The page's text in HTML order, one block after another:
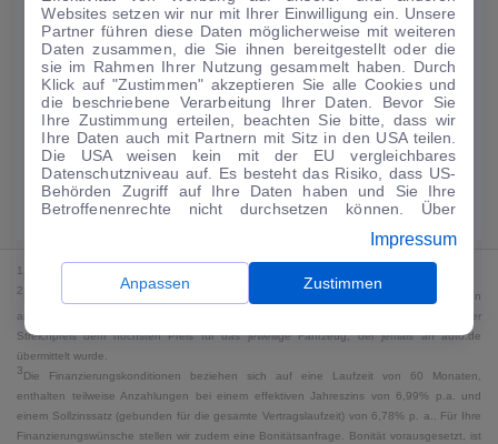
188€/mtl.
Guter Preis4
0 € Anzahlung ·60 Monate ·Finanzierungs-Details
Angebot anfragen Rate anpassen
Kraftstoffverbrauch komb. 18 l/100 km · CO₂-Emissionen komb. 0 g/km ·
CO₂-Klasse G · WLTP*
1
2 Bei dem Streichpreis handelt es sich für Neufahrzeuge und junge Gebrauchte um den
an auto.de übermittelten Listenpreis. Für alle anderen Fahrzeuge entspricht der
Streichpreis dem höchsten Preis für das jeweilige Fahrzeug, der jemals an auto.de
übermittelt wurde.
3Die Finanzierungskonditionen beziehen sich auf eine Laufzeit von 60 Monaten,
enthalten teilweise Anzahlungen bei einem effektiven Jahreszins von 6,99% p.a. und
einem Sollzinssatz (gebunden für die gesamte Vertragslaufzeit) von 6,78% p. a.. Für Ihre
Finanzierungswünsche stellen wir zudem eine Bonitätsanfrage. Bonität vorausgesetzt, ist
Websites setzen wir nur mit Ihrer Einwilligung ein. Unsere
Partner führen diese Daten möglicherweise mit weiteren
Daten zusammen, die Sie ihnen bereitgestellt oder die
sie im Rahmen Ihrer Nutzung gesammelt haben. Durch
Klick auf "Zustimmen" akzeptieren Sie alle Cookies und
die beschriebene Verarbeitung Ihrer Daten. Bevor Sie
Ihre Zustimmung erteilen, beachten Sie bitte, dass wir
Ihre Daten auch mit Partnern mit Sitz in den USA teilen.
Die USA weisen kein mit der EU vergleichbares
Datenschutzniveau auf. Es besteht das Risiko, dass US-
Behörden Zugriff auf Ihre Daten haben und Sie Ihre
Betroffenenrechte nicht durchsetzen können. Über
anpassen. Dies ist auch später jederzeit im Bereich
Cookie-Richtliniemöglich. Weitere Informationen finden
Sie in unsererDatenschutzerklärung .
Impressum
Anpassen Zustimmen